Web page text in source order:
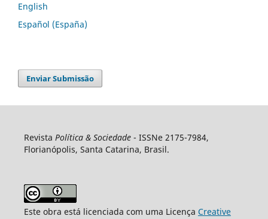
English
Español (España)
Enviar Submissão
Revista Política & Sociedade- ISSNe 2175-7984,
Florianópolis, Santa Catarina, Brasil.
Este obra está licenciada com uma Licença Creative